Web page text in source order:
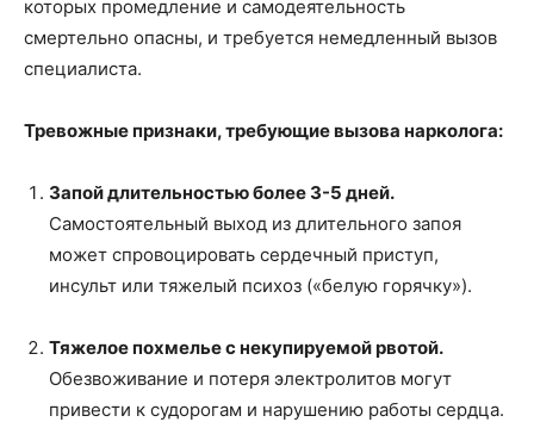
которых промедление и самодеятельность
смертельно опасны, и требуется немедленный вызов
специалиста.
Тревожные признаки, требующие вызова нарколога:
Запой длительностью более 3-5 дней.
Самостоятельный выход из длительного запоя
может спровоцировать сердечный приступ,
инсульт или тяжелый психоз («белую горячку»).
Тяжелое похмелье с некупируемой рвотой.
Обезвоживание и потеря электролитов могут
привести к судорогам и нарушению работы сердца.